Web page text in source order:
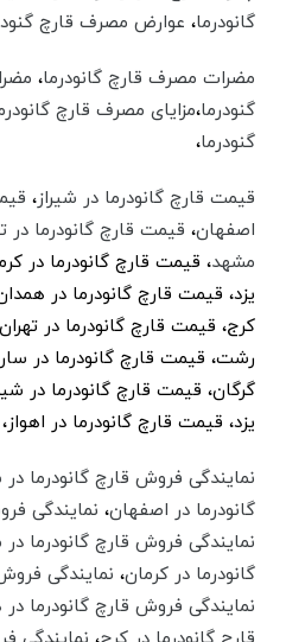
گانودرما،عوارض مصرف قارچ
مضرات مصرف قارچ گانودرما،
گنودرما،مزایای مصرف قارچ
گنودرما،
قیمت قارچ گانودرما در شیراز،
اصفهان، قیمت قارچ گانودرما در
مشهد، قیمت قارچ گانودرما در
یزد،‌ قیمت قارچ گانودرما در
کرج،‌ قیمت قارچ گانودرما در
رشت،‌ قیمت قارچ گانودرما در
گرگان،‌ قیمت قارچ گانودرما در
یزد،‌ قیمت قارچ گانودرما در اهواز،‌
نمایندگی فروش قارچ گانودرما در
گانودرما در اصفهان، نمایندگی
نمایندگی فروش قارچ گانودرما
گانودرما در کرمان، نمایندگی
نمایندگی فروش قارچ گانودرما